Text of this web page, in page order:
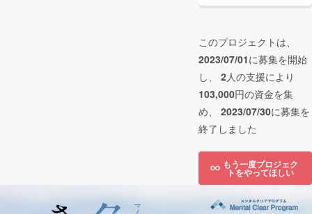
このプロジェクトは、
2023/07/01に募集を開始
し、 2人の支援により
103,000円の資金を集
め、 2023/07/30に募集を
終了しました
もう一度プロジェク
トをやってほしい